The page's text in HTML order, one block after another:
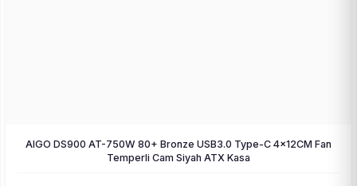
AIGO DS900 AT-750W 80+ Bronze USB3.0 Type-C 4×12CM Fan
Temperli Cam Siyah ATX Kasa